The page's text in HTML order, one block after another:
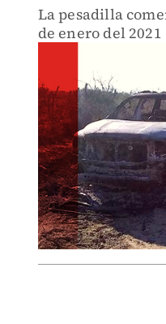
La pesadilla
de enero del 2021